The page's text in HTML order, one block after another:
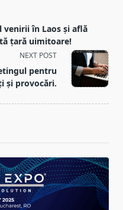
venirii în Laos și află
țară uimitoare!
NEXT POST
pentru
și provocări.